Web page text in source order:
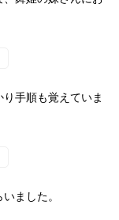
手順も覚えていま
ました。